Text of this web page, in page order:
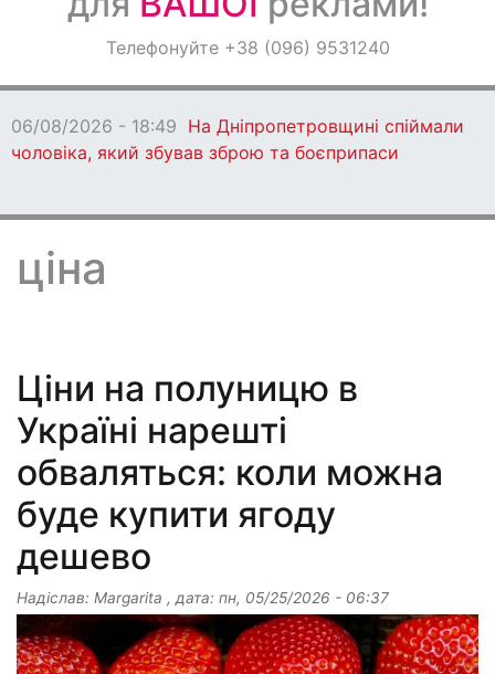
ОголошенняТелефонуйте +38 (096) 9531240
06/08/2026 - 18:47 Ворог протягом дня
бив по Дніпропетровщині: є загиблі
ціна
Ціни на полуницю в
Україні нарешті
обваляться: коли можна
буде купити ягоду
дешево
Надіслав: Margarita , дата: пн, 05/25/2026 - 06:37